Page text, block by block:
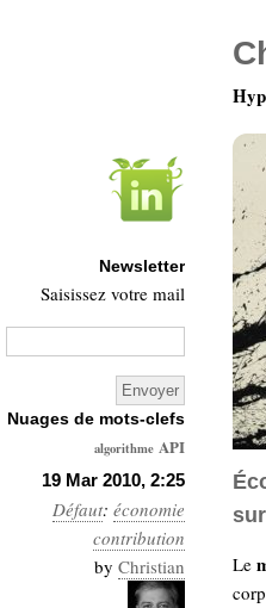
19 Mar 2010, 2:25
Défaut: économie
contribution
by Christian Le
Newsletter
Saisissez votre mail
Nuages de mots-clefs
algorithme API
Architecture
Ars-
Industrialis
business_model